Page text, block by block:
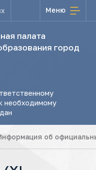
Меню
палата
город
необходимому
об